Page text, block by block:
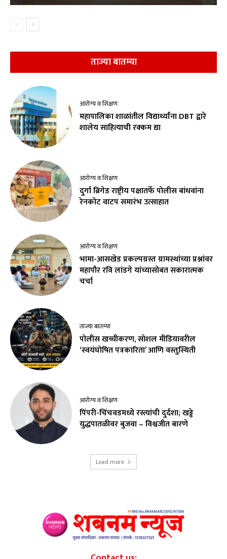
ताज्या बातम्या
आरोग्य व शिक्षण
महापालिका शाळांतील विद्यार्थ्यांना DBT द्वारे
शालेय साहित्याची रक्कम द्या
आरोग्य व शिक्षण
दुर्गा ब्रिगेड राष्ट्रीय पक्षातर्फे पोलीस बांधवांना
रेनकोट वाटप समारंभ उत्साहात
आरोग्य व शिक्षण
भामा-आसखेड प्रकल्पग्रस्त ग्रामस्थांच्या प्रश्नांवर
महापौर रवि लांडगे यांच्यासोबत सकारात्मक
चर्चा
ताज्या बातम्या
पोलीस खच्चीकरण, सोशल मीडियावरील
‘स्वयंघोषित पत्रकारिता’ आणि वस्तुस्थिती
आरोग्य व शिक्षण
पिंपरी-चिंचवडमध्ये रस्त्यांची दुर्दशा; खड्डे
युद्धपातळीवर बुजवा – विश्वजीत बारणे
Load more